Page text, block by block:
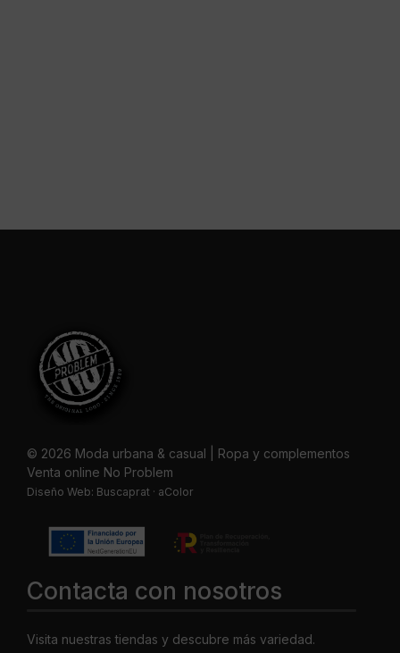
© 2026 Moda urbana & casual | Ropa y complementos
Venta online No Problem
Diseño Web: Buscaprat · aColor
Contacta con nosotros
Visita nuestras tiendas y descubre más variedad.